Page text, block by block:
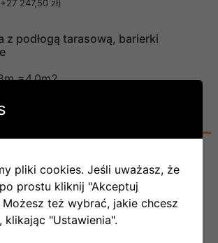
247,50 zł)
z podłogą tarasową, barierki
=4,0m2
opcji wróć do "Skonfiguruj
cenę
pliki cookies. Jeśli uważasz, że
prostu kliknij "Akceptuj
też wybrać, jakie chcesz
klikając "Ustawienia".